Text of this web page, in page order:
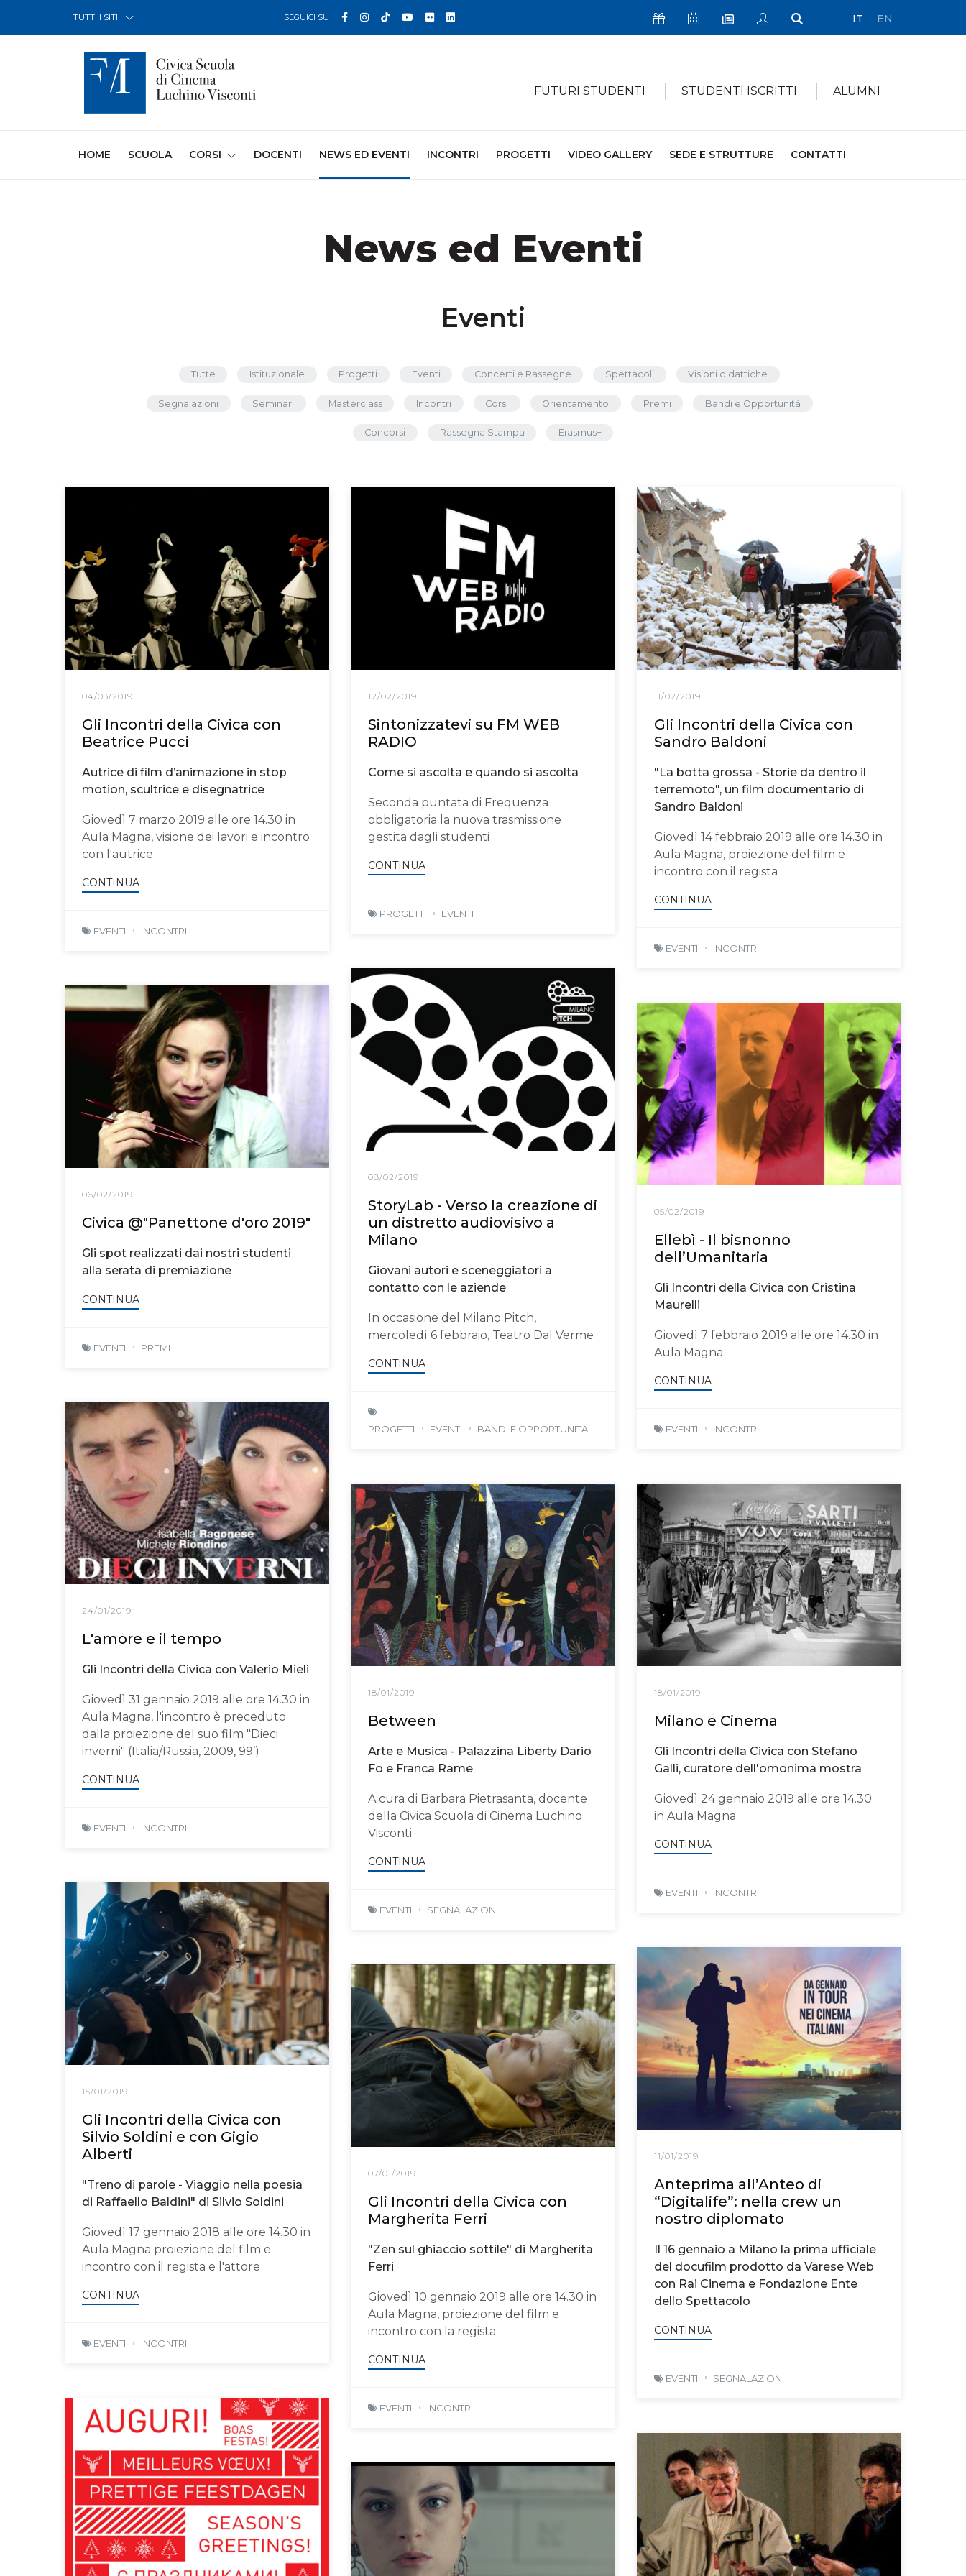
TUTTI I SITI SEGUICI SU Facebook
Instagram
TikTokYouTube
FlickrLinkedin Icona SostieniciIcona Calendario Eventi
Icona Newsletter
Icona My Civica
Icona Cerca
IT EN
FUTURI STUDENTI STUDENTI ISCRITTI ALUMNI
HOME (CURRENT)
SCUOLA CORSI DOCENTI NEWS ED EVENTI INCONTRI PROGETTI VIDEO GALLERY SEDE E STRUTTURE CONTATTI
News ed Eventi
Eventi
Tutte Istituzionale Progetti Eventi Concerti e Rassegne Spettacoli Visioni didattiche
Segnalazioni Seminari Masterclass Incontri Corsi Orientamento Premi Bandi e Opportunità
Concorsi Rassegna Stampa Erasmus+
04/03/2019
Gli Incontri della Civica con
Beatrice Pucci
Autrice di film d’animazione in stop
motion, scultrice e disegnatrice
Giovedì 7 marzo 2019 alle ore 14.30 in
Aula Magna, visione dei lavori e incontro
con l'autrice
CONTINUA
EVENTI INCONTRI
12/02/2019
Sintonizzatevi su FM WEB
RADIO
Come si ascolta e quando si ascolta
Seconda puntata di Frequenza
obbligatoria la nuova trasmissione
gestita dagli studenti
CONTINUA
PROGETTI EVENTI
11/02/2019
Gli Incontri della Civica con
Sandro Baldoni
"La botta grossa - Storie da dentro il
terremoto", un film documentario di
Sandro Baldoni
Giovedì 14 febbraio 2019 alle ore 14.30 in
Aula Magna, proiezione del film e
incontro con il regista
CONTINUA
EVENTI INCONTRI
08/02/2019
StoryLab - Verso la creazione di
un distretto audiovisivo a
Milano
Giovani autori e sceneggiatori a
contatto con le aziende
In occasione del Milano Pitch,
mercoledì 6 febbraio, Teatro Dal Verme
CONTINUA
PROGETTI EVENTI BANDI E OPPORTUNITÀ
06/02/2019
Civica @"Panettone d'oro 2019"
Gli spot realizzati dai nostri studenti
alla serata di premiazione
CONTINUA
EVENTI PREMI
05/02/2019
Ellebì - Il bisnonno
dell’Umanitaria
Gli Incontri della Civica con Cristina
Maurelli
Giovedì 7 febbraio 2019 alle ore 14.30 in
Aula Magna
CONTINUA
EVENTI INCONTRI
24/01/2019
L'amore e il tempo
Gli Incontri della Civica con Valerio Mieli
Giovedì 31 gennaio 2019 alle ore 14.30 in
Aula Magna, l'incontro è preceduto
dalla proiezione del suo film "Dieci
inverni" (Italia/Russia, 2009, 99’)
CONTINUA
EVENTI INCONTRI
18/01/2019
Between
Arte e Musica - Palazzina Liberty Dario
Fo e Franca Rame
A cura di Barbara Pietrasanta, docente
della Civica Scuola di Cinema Luchino
Visconti
CONTINUA
EVENTI SEGNALAZIONI
18/01/2019
Milano e Cinema
Gli Incontri della Civica con Stefano
Galli, curatore dell'omonima mostra
Giovedì 24 gennaio 2019 alle ore 14.30
in Aula Magna
CONTINUA
EVENTI INCONTRI
15/01/2019
Gli Incontri della Civica con
Silvio Soldini e con Gigio
Alberti
"Treno di parole - Viaggio nella poesia
di Raffaello Baldini" di Silvio Soldini
Giovedì 17 gennaio 2018 alle ore 14.30 in
Aula Magna proiezione del film e
incontro con il regista e l'attore
CONTINUA
EVENTI INCONTRI
11/01/2019
Anteprima all’Anteo di
“Digitalife”: nella crew un
nostro diplomato
Il 16 gennaio a Milano la prima ufficiale
del docufilm prodotto da Varese Web
con Rai Cinema e Fondazione Ente
dello Spettacolo
CONTINUA
EVENTI SEGNALAZIONI
07/01/2019
Gli Incontri della Civica con
Margherita Ferri
"Zen sul ghiaccio sottile" di Margherita
Ferri
Giovedì 10 gennaio 2019 alle ore 14.30 in
Aula Magna, proiezione del film e
incontro con la regista
CONTINUA
EVENTI INCONTRI